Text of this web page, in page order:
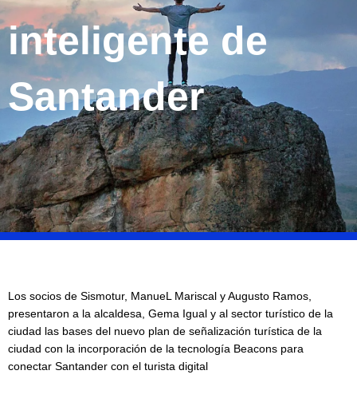
inteligente de
Santander
Los socios de Sismotur, ManueL Mariscal y Augusto Ramos,
presentaron a la alcaldesa, Gema Igual y al sector turístico de la
ciudad las bases del nuevo plan de señalización turística de la
ciudad con la incorporación de la tecnología Beacons para
conectar Santander con el turista digital